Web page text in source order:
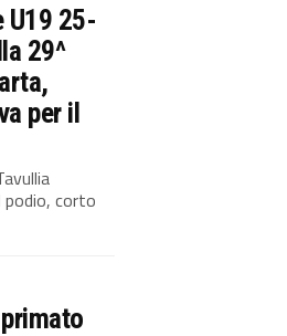
U19 25-
29^
per il
podio, corto